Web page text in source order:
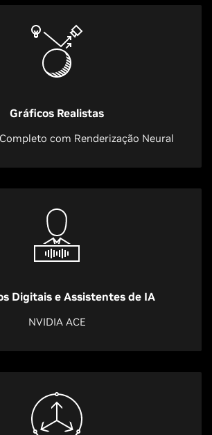
Gráficos Realistas
com Renderização Neural
Digitais e Assistentes de IA
NVIDIA ACE